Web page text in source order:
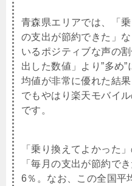
青森県エリアでは、「
の支出が節約できた」
いるポジティブな声の
出した数値」より”多め
均値が非常に優れた結
でもやはり楽天モバイ
です。
「乗り換えてよかった
「毎月の支出が節約で
6％。なお、この全国平